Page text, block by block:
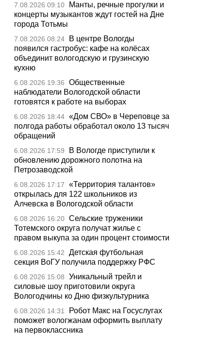
7.08.2026 09:10
Манты, речные прогулки и
концерты музыкантов ждут гостей на Дне
города Тотьмы
7.08.2026 08:24
В центре Вологды
появился гастробус: кафе на колёсах
объединит вологодскую и грузинскую
кухню
6.08.2026 19:36
Общественные
наблюдатели Вологодской области
готовятся к работе на выборах
6.08.2026 18:44 «Дом СВО» в Череповце за
полгода работы обработал около 13 тысяч
обращений
6.08.2026 17:59
В Вологде приступили к
обновлению дорожного полотна на
Петрозаводской
6.08.2026 17:17
«Территория талантов»
открылась для 122 школьников из
Алчевска в Вологодской области
6.08.2026 16:20 Сельские труженики
Тотемского округа получат жилье с
правом выкупа за один процент стоимости
6.08.2026 15:42
Детская футбольная
секция ВоГУ получила поддержку РФС
6.08.2026 15:08
Уникальный трейл и
силовые шоу приготовили округа
Вологодчины ко Дню физкультурника
6.08.2026 14:31
Робот Макс на Госуслугах
поможет вологжанам оформить выплату
на первоклассника